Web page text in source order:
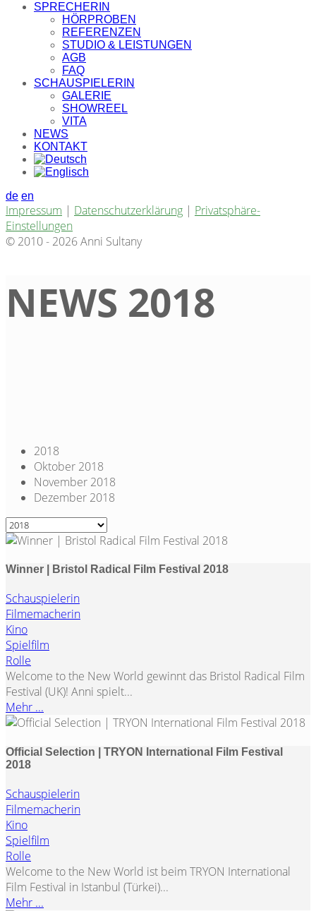
SPRECHERIN
HÖRPROBEN
REFERENZEN
STUDIO & LEISTUNGEN
AGB
FAQ
SCHAUSPIELERIN
GALERIE
SHOWREEL
VITA
NEWS
KONTAKT
de en
Impressum | Datenschutzerklärung | Privatsphäre-
Einstellungen
© 2010 - 2026 Anni Sultany
NEWS 2018
2018
Oktober 2018
November 2018
Dezember 2018
Winner | Bristol Radical Film Festival 2018
Schauspielerin
Filmemacherin
Kino
Spielfilm
Rolle
Welcome to the New World gewinnt das Bristol Radical Film
Festival (UK)! Anni spielt...
Mehr ...
Official Selection | TRYON International Film Festival
2018
Schauspielerin
Filmemacherin
Kino
Spielfilm
Rolle
Welcome to the New World ist beim TRYON International
Film Festival in Istanbul (Türkei)...
Mehr ...